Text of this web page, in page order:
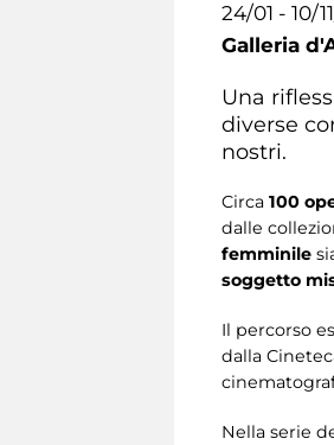
24/01 - 10/
Galleria
Una
diverse
nostri.
Circa 100
dalle
femminile
soggetto
Il percorso
dalla
Nella serie